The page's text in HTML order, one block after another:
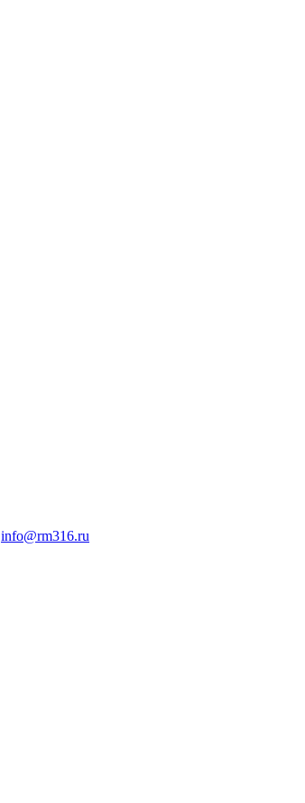
info@rm316.ru